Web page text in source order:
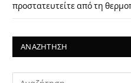
προστατευτείτε από τη
ΑΝΑΖΗΤΗΣΗ